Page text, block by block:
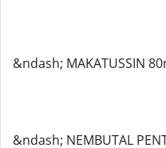
&ndash; MAKATUSSIN
&ndash; NEMBUTAL